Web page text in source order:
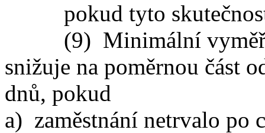
pokud tyto skutečnosti
(9) Minimální
snižuje na poměrnou část
dnů, pokud
a) zaměstnání netrvalo po